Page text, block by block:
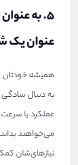
5. به
عنوان یک
همیشه خودتان
به دنبال
عملکرد یا سرعت
می‌خواهند
نیازهای‌شان